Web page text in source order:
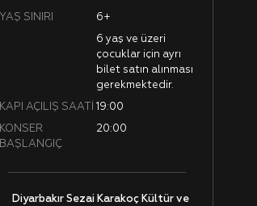
YAŞ SINIRI 6+
6 yaş ve üzeri
çocuklar için ayrı
bilet satın alınması
gerekmektedir.
KAPI AÇILIŞ SAATİ 19:00
KONSER
BAŞLANGIÇ
20:00
Diyarbakır Sezai Karakoç Kültür ve